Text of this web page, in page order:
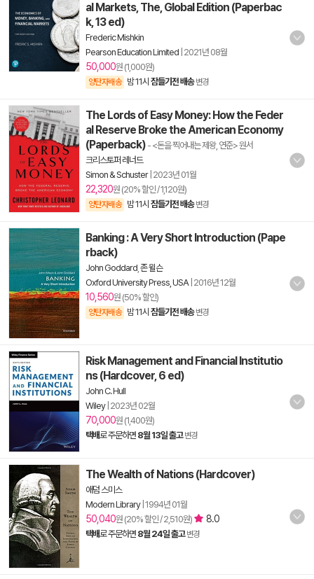
al Markets, The, Global Edition (Paperbac
k, 13 ed)
Frederic Mishkin
Pearson Education Limited 2021년 08월
50,000원 (1,000원)
양탄자배송 밤 11시 잠들기전 배송 변경
The Lords of Easy Money: How the Feder
al Reserve Broke the American Economy
(Paperback) - <돈을 찍어내는 제왕, 연준> 원서
크리스토퍼 레너드
Simon & Schuster| 2023년 01월
22,320원 (20% 할인 / 1,120원)
양탄자배송 밤 11시 잠들기전 배송 변경
Banking : A Very Short Introduction (Pape
rback)
John Goddard 존 윌슨
Oxford University Press, USA| 2016년 12월
10,560원 (50% 할인)
양탄자배송 밤 11시 잠들기전 배송 변경
Risk Management and Financial Institutio
ns (Hardcover, 6 ed)
John C. Hull
Wiley| 2023년 02월
70,000원 (1,400원)
택배로 주문하면 8월 13일 출고 변경
The Wealth of Nations (Hardcover)
애덤 스미스
Modern Library| 1994년 01월
50,040원 (20% 할인 / 2,510원) 8.0
택배로 주문하면 8월 24일 출고 변경